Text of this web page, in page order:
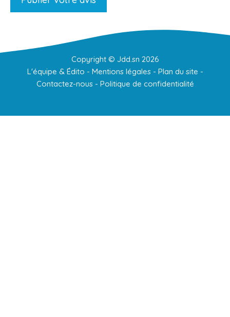
Copyright © Jdd.sn 2026
L'équipe & Édito - Mentions légales- Plan du site -
Contactez-nous- Politique de confidentialité